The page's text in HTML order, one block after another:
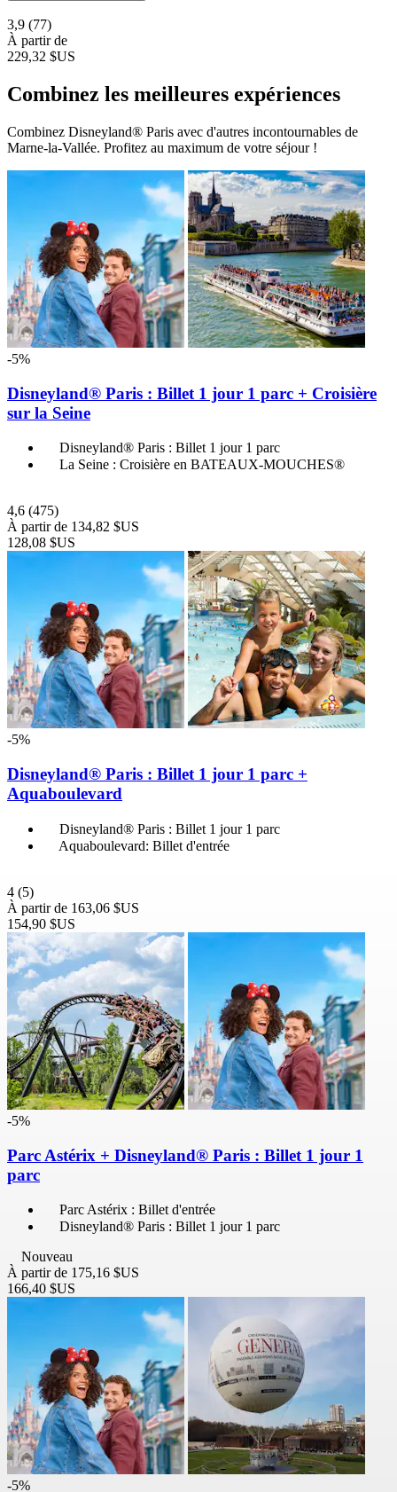
3,9 (77)
À partir de
229,32 $US
Combinez les meilleures expériences
Combinez Disneyland® Paris avec d'autres incontournables de
Marne-la-Vallée. Profitez au maximum de votre séjour !
-5%
Disneyland® Paris : Billet 1 jour 1 parc + Croisière
sur la Seine
Disneyland® Paris : Billet 1 jour 1 parc
La Seine : Croisière en BATEAUX-MOUCHES®
4,6 (475)
À partir de 134,82 $US
128,08 $US
-5%
Disneyland® Paris : Billet 1 jour 1 parc +
Aquaboulevard
Disneyland® Paris : Billet 1 jour 1 parc
Aquaboulevard: Billet d'entrée
4 (5)
À partir de 163,06 $US
154,90 $US
-5%
Parc Astérix + Disneyland® Paris : Billet 1 jour 1
parc
Parc Astérix : Billet d'entrée
Disneyland® Paris : Billet 1 jour 1 parc
Nouveau
À partir de 175,16 $US
166,40 $US
-5%